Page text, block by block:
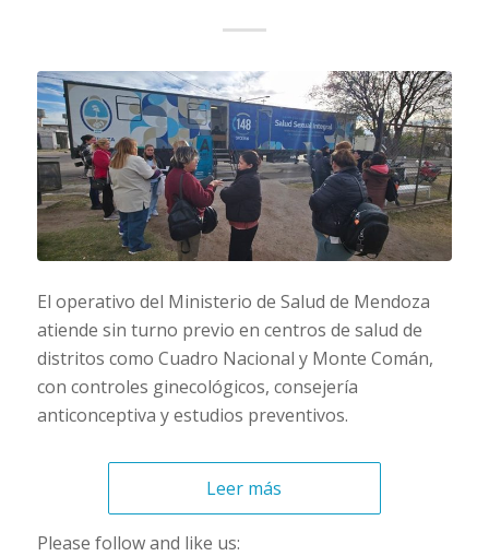
El operativo del Ministerio de Salud de Mendoza
atiende sin turno previo en centros de salud de
distritos como Cuadro Nacional y Monte Comán,
con controles ginecológicos, consejería
anticonceptiva y estudios preventivos.
Leer más
Please follow and like us: